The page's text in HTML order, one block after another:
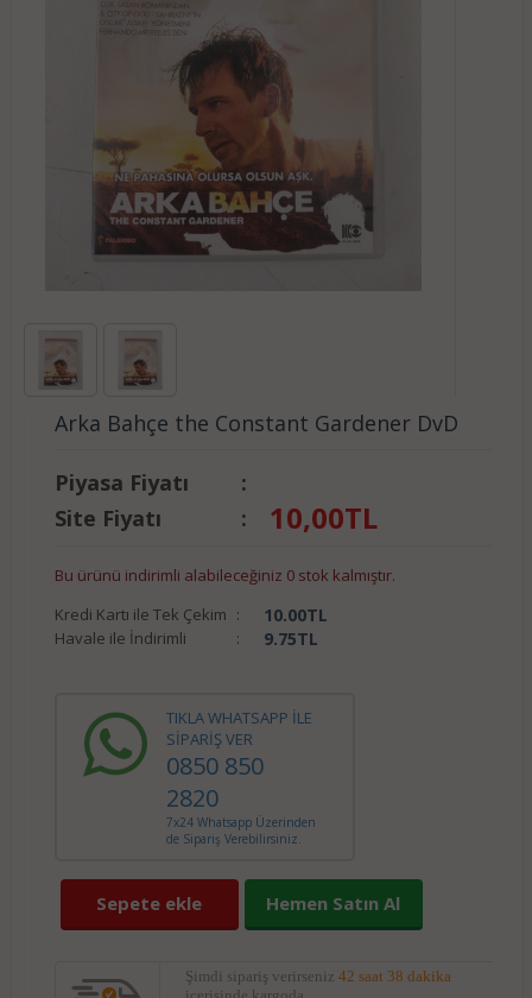
Arka Bahçe the Constant Gardener DvD
Piyasa Fiyatı
:
Site Fiyatı
: 10,00TL
Bu ürünü indirimli alabileceğiniz 0 stok kalmıştır.
Kredi Kartı ile Tek Çekim : 10.00TL
Havale ile İndirimli : 9.75TL
TIKLA WHATSAPP İLE
SİPARİŞ VER
0850 850
2820
7x24 Whatsapp Üzerinden
de Sipariş Verebilirsiniz.
Sepete ekle Hemen Satın Al
Şimdi sipariş verirseniz 42 saat 38 dakika